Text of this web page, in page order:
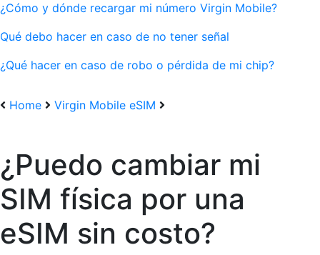
¿Cómo y dónde recargar mi número Virgin Mobile?
Qué debo hacer en caso de no tener señal
¿Qué hacer en caso de robo o pérdida de mi chip?
Home Virgin Mobile eSIM
¿Puedo cambiar mi
SIM física por una
eSIM sin costo?